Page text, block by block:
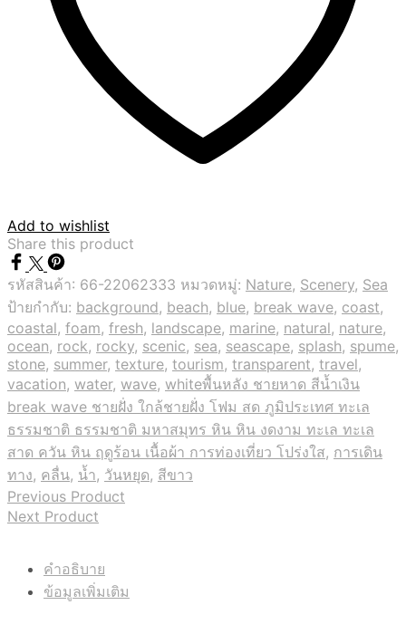
Add to wishlist
Share this product
รหัสสินค้า: 66-22062333 หมวดหมู่: Nature, Scenery, Sea
ป้ายกำกับ: background, beach, blue, break wave, coast,
coastal, foam, fresh, landscape, marine, natural, nature,
ocean, rock, rocky, scenic, sea, seascape, splash, spume,
stone, summer, texture, tourism, transparent, travel,
vacation, water, wave, whiteพื้นหลัง ชายหาด สีน้ำเงิน
break wave ชายฝั่ง ใกล้ชายฝั่ง โฟม สด ภูมิประเทศ ทะเล
ธรรมชาติ ธรรมชาติ มหาสมุทร หิน หิน งดงาม ทะเล ทะเล
สาด ควัน หิน ฤดูร้อน เนื้อผ้า การท่องเที่ยว โปร่งใส, การเดิน
ทาง, คลื่น, น้ำ, วันหยุด, สีขาว
Previous Product
Next Product
คำอธิบาย
ข้อมูลเพิ่มเติม